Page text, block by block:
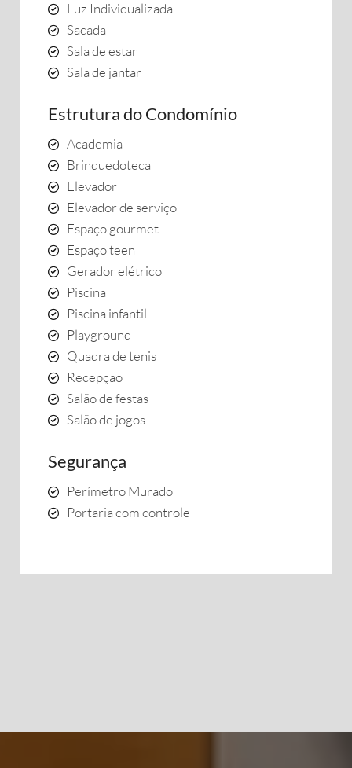
Luz Individualizada
Sacada
Sala de estar
Sala de jantar
Estrutura do Condomínio
Academia
Brinquedoteca
Elevador
Elevador de serviço
Espaço gourmet
Espaço teen
Gerador elétrico
Piscina
Piscina infantil
Playground
Quadra de tenis
Recepção
Salão de festas
Salão de jogos
Segurança
Perímetro Murado
Portaria com controle